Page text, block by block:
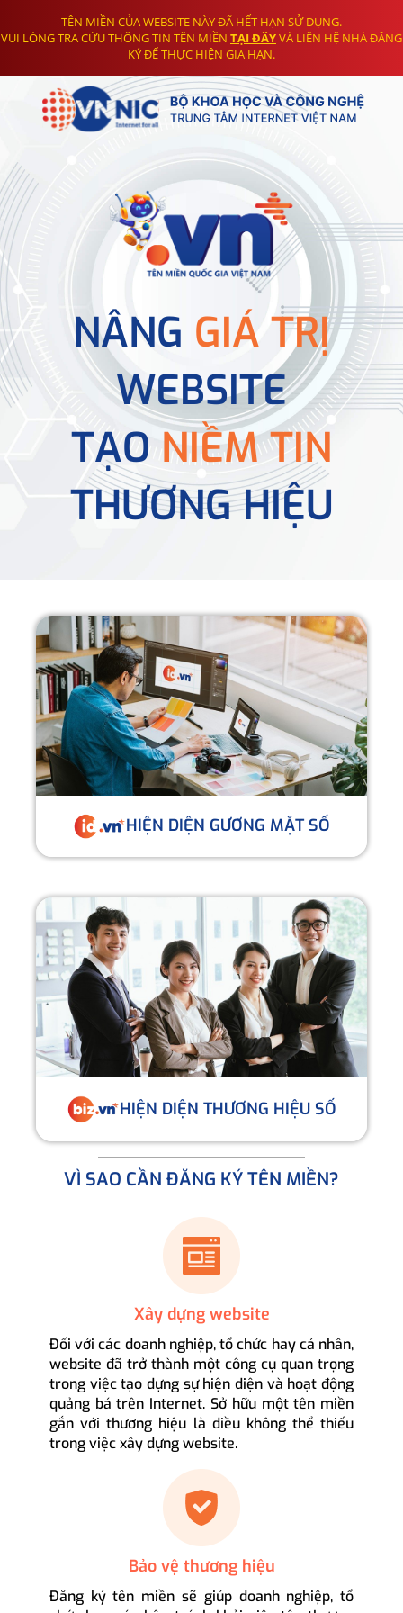
TÊN MIỀN CỦA WEBSITE NÀY ĐÃ HẾT HẠN SỬ DỤNG.
VUI LÒNG TRA CỨU THÔNG TIN TÊN MIỀN TẠI ĐÂYVÀ LIÊN HỆ NHÀ ĐĂNG
KÝ ĐỂ THỰC HIỆN GIA HẠN.
NÂNG GIÁ TRỊ
WEBSITE
TẠONIỀM TIN
THƯƠNG HIỆU
HIỆN DIỆN GƯƠNG MẶT SỐ
HIỆN DIỆN THƯƠNG HIỆU SỐ
VÌ SAO CẦN ĐĂNG KÝ TÊN MIỀN?
Xây dựng website
Đối với các doanh nghiệp, tổ chức hay cá nhân,
website đã trở thành một công cụ quan trọng
trong việc tạo dựng sự hiện diện và hoạt động
quảng bá trên Internet. Sở hữu một tên miền
gắn với thương hiệu là điều không thể thiếu
trong việc xây dựng website.
Bảo vệ thương hiệu
Đăng ký tên miền sẽ giúp doanh nghiệp, tổ